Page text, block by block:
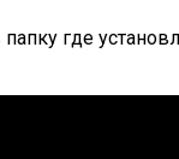
где